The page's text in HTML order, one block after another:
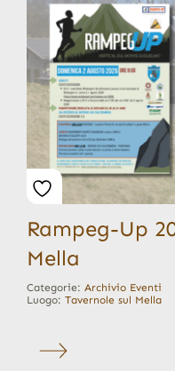
Rampeg-Up
Mella
Categorie: Archivio Eventi
Luogo: Tavernole sul Mella